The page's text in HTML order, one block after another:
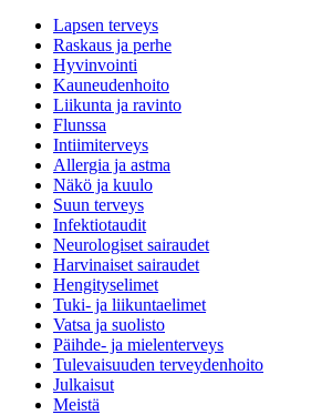
Lapsen terveys
Raskaus ja perhe
Hyvinvointi
Kauneudenhoito
Liikunta ja ravinto
Flunssa
Intiimiterveys
Allergia ja astma
Näkö ja kuulo
Suun terveys
Infektiotaudit
Neurologiset sairaudet
Harvinaiset sairaudet
Hengityselimet
Tuki- ja liikuntaelimet
Vatsa ja suolisto
Päihde- ja mielenterveys
Tulevaisuuden terveydenhoito
Julkaisut
Meistä